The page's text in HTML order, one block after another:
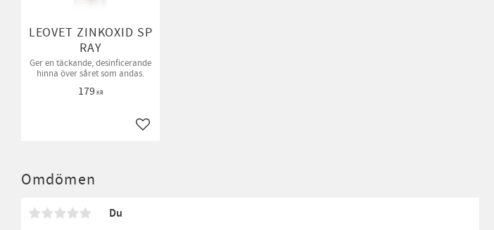
Omdömen
Du
LEOVET ZINKOXID SP
RAY
Ger en täckande, desinficerande
hinna över såret som andas.
179KR
Lägg till i favoriter